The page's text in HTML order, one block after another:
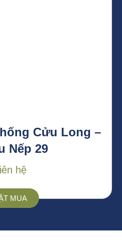
Cửu Long –
Nếp 29
hệ
MUA